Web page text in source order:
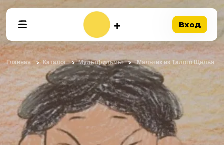
Вход
Главная Каталог Мультфильмы Мальчик из Талого Щелья